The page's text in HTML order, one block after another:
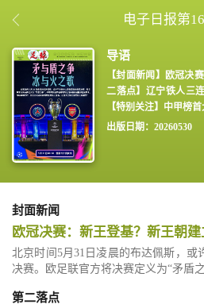
电子日报第
【封面新闻】欧冠决
二落点】辽宁铁人三
【特别关注】中甲榜
出版日期：20260530
封面新闻
欧冠决赛：新王登基？新王朝建
北京时间5月31日凌晨的布达佩斯，或
决赛。欧足联官方将决赛定义为“矛盾
第二落点